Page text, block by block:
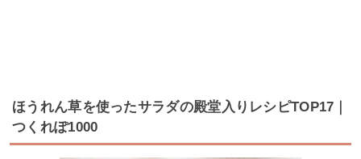
ほうれん草を使ったサラダの殿堂入りレシピTOP17｜
つくれぽ1000